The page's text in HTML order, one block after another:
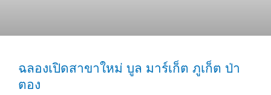
ฉลองเปิดสาขาใหม่ บูล มาร์เก็ต ภูเก็ต ป่า
ตอง